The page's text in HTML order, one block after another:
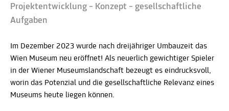
Projektentwicklung – Konzept – gesellschaftliche
Aufgaben
Im Dezember 2023 wurde nach dreijähriger Umbauzeit das
Wien Museum neu eröffnet! Als neuerlich gewichtiger Spieler
in der Wiener Museumslandschaft bezeugt es eindrucksvoll,
worin das Potenzial und die gesellschaftliche Relevanz eines
Museums heute liegen können.